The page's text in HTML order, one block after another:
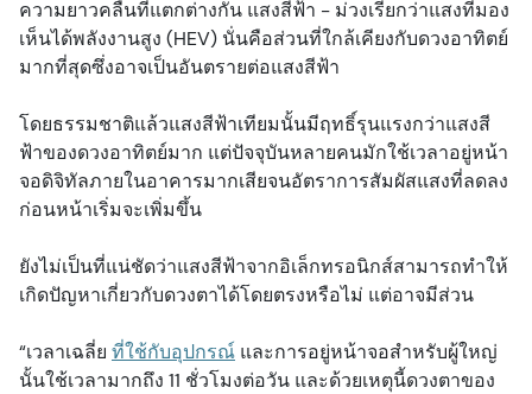
ความยาวคลื่นที่แตกต่างกัน แสงสีฟ้า - ม่วงเรียกว่าแสงที่มอง
เห็นได้พลังงานสูง (HEV) นั่นคือส่วนที่ใกล้เคียงกับดวงอาทิตย์
มากที่สุดซึ่งอาจเป็นอันตรายต่อแสงสีฟ้า
โดยธรรมชาติแล้วแสงสีฟ้าเทียมนั้นมีฤทธิ์รุนแรงกว่าแสงสี
ฟ้าของดวงอาทิตย์มาก แต่ปัจจุบันหลายคนมักใช้เวลาอยู่หน้า
จอดิจิทัลภายในอาคารมากเสียจนอัตราการสัมผัสแสงที่ลดลง
ก่อนหน้าเริ่มจะเพิ่มขึ้น
ยังไม่เป็นที่แน่ชัดว่าแสงสีฟ้าจากอิเล็กทรอนิกส์สามารถทำให้
เกิดปัญหาเกี่ยวกับดวงตาได้โดยตรงหรือไม่ แต่อาจมีส่วน
“เวลาเฉลี่ย ที่ใช้กับอุปกรณ์ และการอยู่หน้าจอสำหรับผู้ใหญ่
นั้นใช้เวลามากถึง 11 ชั่วโมงต่อวัน และด้วยเหตุนี้ดวงตาของ